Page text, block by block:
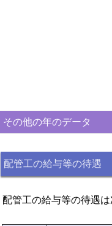
その他の年のデータ
配管工の給与等の待遇
配管工の給与等の待遇は